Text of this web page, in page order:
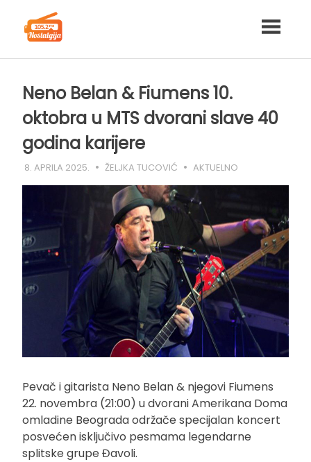
content
Neno Belan & Fiumens 10.
oktobra u MTS dvorani slave 40
godina karijere
8. APRILA 2025. ŽELJKA TUCOVIĆ AKTUELNO
Pevač i gitarista Neno Belan & njegovi Fiumens
22. novembra (21:00) u dvorani Amerikana Doma
omladine Beograda održače specijalan koncert
posvećen isključivo pesmama legendarne
splitske grupe Đavoli.